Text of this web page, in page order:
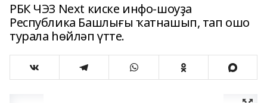
РБК ЧЭЗ Next киске инфо-шоуҙа
Республика Башлығы ҡатнашып, тап ошо
турала һөйләп үтте.